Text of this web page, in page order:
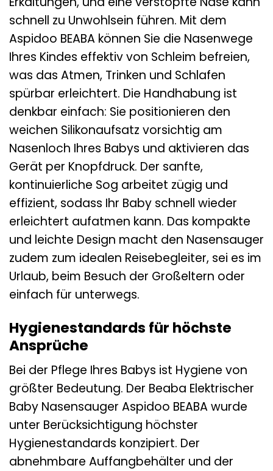
schnell zu Unwohlsein führen. Mit dem
Aspidoo BEABA können Sie die Nasenwege
Ihres Kindes effektiv von Schleim befreien,
was das Atmen, Trinken und Schlafen
spürbar erleichtert. Die Handhabung ist
denkbar einfach: Sie positionieren den
weichen Silikonaufsatz vorsichtig am
Nasenloch Ihres Babys und aktivieren das
Gerät per Knopfdruck. Der sanfte,
kontinuierliche Sog arbeitet zügig und
effizient, sodass Ihr Baby schnell wieder
erleichtert aufatmen kann. Das kompakte
und leichte Design macht den Nasensauger
zudem zum idealen Reisebegleiter, sei es im
Urlaub, beim Besuch der Großeltern oder
einfach für unterwegs.
Hygienestandards für höchste
Ansprüche
Bei der Pflege Ihres Babys ist Hygiene von
größter Bedeutung. Der Beaba Elektrischer
Baby Nasensauger Aspidoo BEABA wurde
unter Berücksichtigung höchster
Hygienestandards konzipiert. Der
abnehmbare Auffangbehälter und der